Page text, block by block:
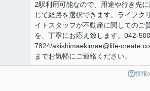
2駅利用可能なので、用途や行き先
じて経路を選択できます。ライフク
イトスタッフが不動産に関してのご
を、丁寧にお応え致します。042-
7824/akishimaekimae@life-
までお気軽にご連絡ください。
情報